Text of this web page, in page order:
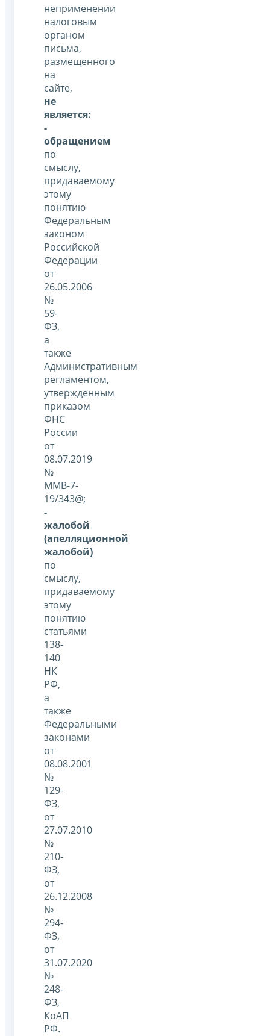
неприменении
налоговым
органом
письма,
размещенного
на
сайте,
не
является:
-
обращением
по
смыслу,
придаваемому
этому
понятию
Федеральным
законом
Российской
Федерации
от
26.05.2006
№
59-
ФЗ,
а
также
Административным
регламентом,
утвержденным
приказом
ФНС
России
от
08.07.2019
№
ММВ-7-
19/343@;
-
жалобой
(апелляционной
жалобой)
по
смыслу,
придаваемому
этому
понятию
статьями
138-
140
НК
РФ,
а
также
Федеральными
законами
от
08.08.2001
№
129-
ФЗ,
от
27.07.2010
№
210-
ФЗ,
от
26.12.2008
№
294-
ФЗ,
от
31.07.2020
№
248-
ФЗ,
КоАП
РФ.